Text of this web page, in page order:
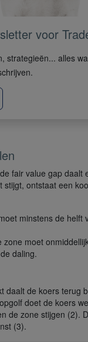
voor
strategieën... alles
fair value gap daalt
stijgt, ontstaat een
minstens de helft
zone moet
daling.
daalt de koers terug
doet de koers
de zone stijgen (2).
(3).